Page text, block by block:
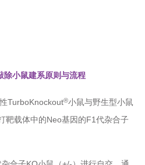
小鼠建系原则与流程
TurboKnockout®小鼠与野⽣型小鼠
靶载体中的Neo基因的F1代杂合子